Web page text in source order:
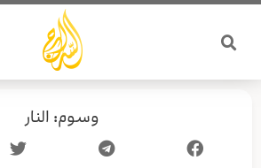
تخطي
المحتوى
وسوم: النار